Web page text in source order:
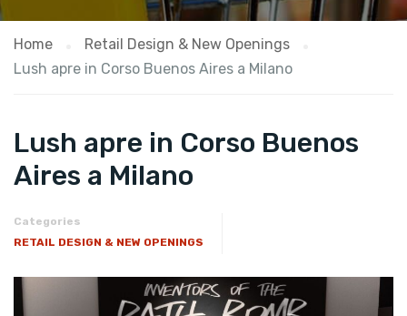
Home
Retail Design & New Openings
Lush apre in Corso Buenos Aires a Milano
Lush apre in Corso Buenos
Aires a Milano
Categories
RETAIL DESIGN & NEW OPENINGS